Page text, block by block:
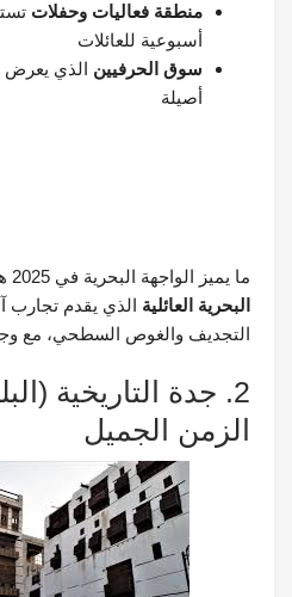
منطقة فعاليات وحفلات
أسبوعية للعائلات
سوق الحرفيين الذي يعرض
أصيلة
ما يميز الواجهة البحرية في 2025 هو
البحرية العائلية الذي يقدم تجارب
التجديف والغوص السطحي، مع
2. جدة التاريخية
الزمن الجميل